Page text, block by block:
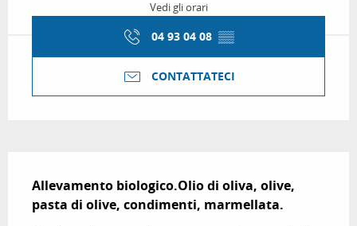
Vedi gli orari
04 93 04 08 ▒▒
CONTATTATECI
Allevamento biologico.Olio di oliva, olive,
pasta di olive, condimenti, marmellata.